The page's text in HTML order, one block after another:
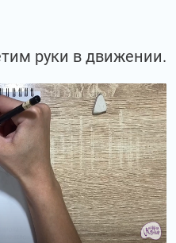
руки в движении.